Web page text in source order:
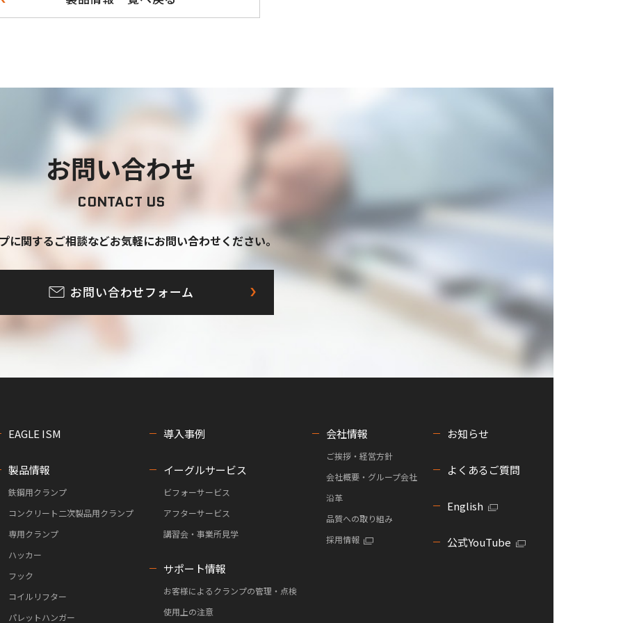
お問い合わせ
CONTACT US
に関するご相談などお気軽にお問い合わせください。
お問い合わせフォーム
EAGLE ISM
製品情報
鉄鋼用クランプ
コンクリート二次製品用クランプ
専用クランプ
ハッカー
フック
コイルリフター
パレットハンガー
導入事例
イーグルサービス
ビフォーサービス
アフターサービス
講習会・事業所見学
サポート情報
お客様によるクランプの管理・点検
使用上の注意
会社情報
ご挨拶・経営方針
会社概要・グループ会社
沿革
品質への取り組み
採用情報
お知らせ
よくあるご質問
English
公式YouTube